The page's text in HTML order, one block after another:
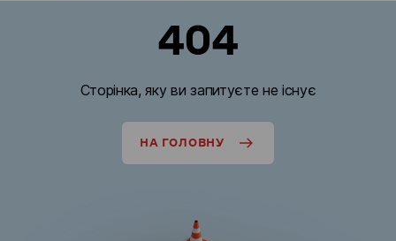
404
Сторінка, яку ви запитуєте не існує
НА ГОЛОВНУ